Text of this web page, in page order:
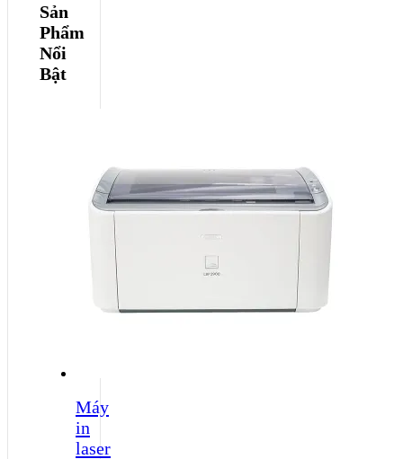
Sản
Phẩm
Nổi
Bật
Máy
in
laser